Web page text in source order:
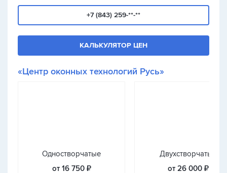
+7 (843) 259-**-**
КАЛЬКУЛЯТОР ЦЕН
«Центр оконных технологий Русь»
Одностворчатые
от 16 750 ₽
Двухстворчатые
от 26 000 ₽